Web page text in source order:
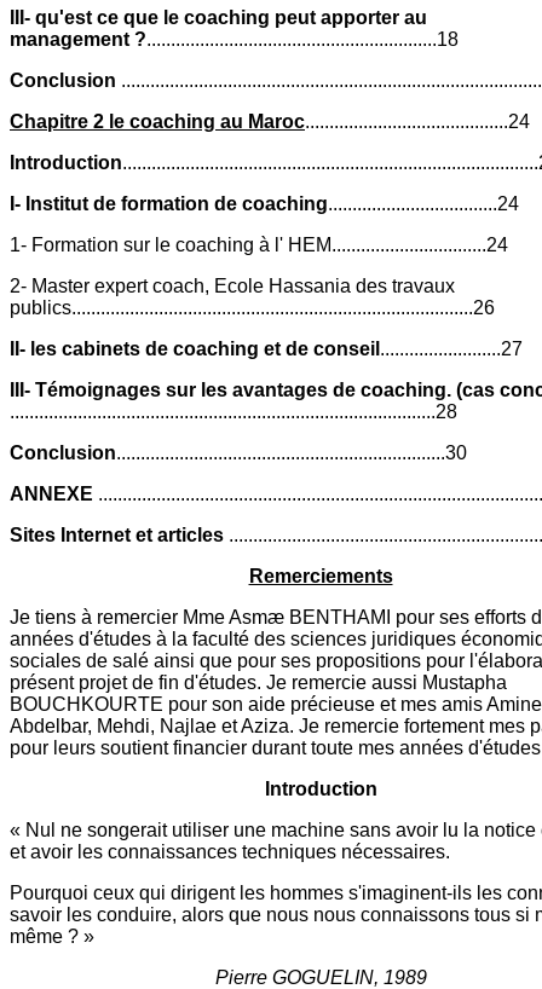
III- qu'est ce que le coaching peut apporter au
management ?............................................................18
Conclusion
Chapitre 2 le coaching au Maroc..........................................24
Introduction
I- Institut de formation de coaching...................................24
1- Formation sur le coaching à l' HEM................................24
2- Master expert coach, Ecole Hassania des travaux
publics...................................................................................26
II- les cabinets de coaching et de conseil .........................27
III- Témoignages sur les avantages de coaching. (cas
........................................................................................28
Conclusion....................................................................30
ANNEXE
Sites Internet et articles
Remerciements
Je tiens à remercier Mme Asmæ BENTHAMI pour ses efforts
années d'études à la faculté des sciences juridiques
sociales de salé ainsi que pour ses propositions pour
présent projet de fin d'études. Je remercie aussi Mustapha
BOUCHKOURTE pour son aide précieuse et mes amis
Abdelbar, Mehdi, Najlae et Aziza. Je remercie fortement mes
pour leurs soutient financier durant toute mes années
Introduction
« Nul ne songerait utiliser une machine sans avoir lu la notice
et avoir les connaissances techniques nécessaires.
Pourquoi ceux qui dirigent les hommes s'imaginent-ils les
savoir les conduire, alors que nous nous connaissons tous si
même ? »
Pierre GOGUELIN, 1989